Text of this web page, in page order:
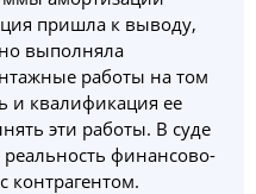
пришла к выводу,
выполняла
работы на том
и квалификация ее
эти работы. В суде
финансово-
контрагентом.